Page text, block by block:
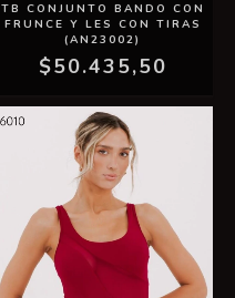
TB CONJUNTO BANDO CON
FRUNCE Y LES CON TIRAS
(AN23002)
$50.435,50